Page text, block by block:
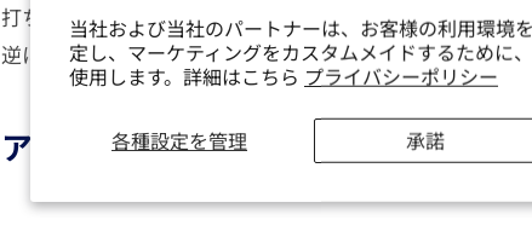
当社および当社のパートナーは、お客様の利用環境
定し、マーケティングをカスタムメイドするために
使用します。詳細はこちら プライバシーポリシー
各種設定を管理 承諾
打ちまでが浅いので連打しやすいです。
逆に数値が高ければ高いほど底打ちが深くしっかり押せ
アクチュエーションフォース